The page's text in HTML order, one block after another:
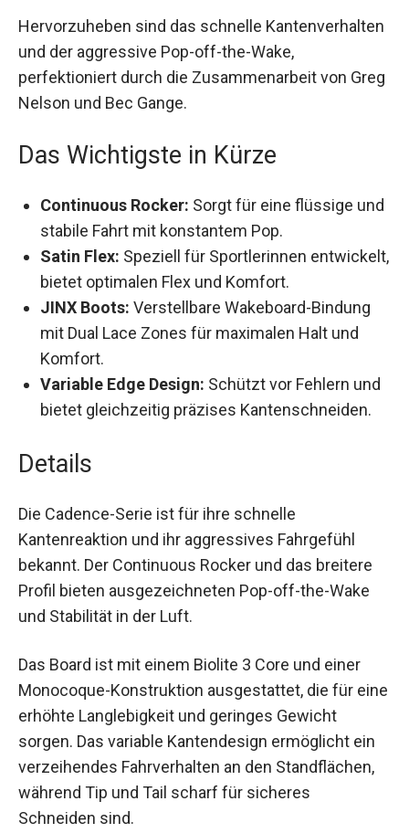
Hervorzuheben sind das schnelle Kantenverhalten
und der aggressive Pop-off-the-Wake,
perfektioniert durch die Zusammenarbeit von Greg
Nelson und Bec Gange.
Das Wichtigste in Kürze
Continuous Rocker: Sorgt für eine flüssige und
stabile Fahrt mit konstantem Pop.
Satin Flex: Speziell für Sportlerinnen entwickelt,
bietet optimalen Flex und Komfort.
JINX Boots: Verstellbare Wakeboard-Bindung
mit Dual Lace Zones für maximalen Halt und
Komfort.
Variable Edge Design: Schützt vor Fehlern und
bietet gleichzeitig präzises Kantenschneiden.
Details
Die Cadence-Serie ist für ihre schnelle
Kantenreaktion und ihr aggressives Fahrgefühl
bekannt. Der Continuous Rocker und das breitere
Profil bieten ausgezeichneten Pop-off-the-Wake
und Stabilität in der Luft.
Das Board ist mit einem Biolite 3 Core und einer
Monocoque-Konstruktion ausgestattet, die für eine
erhöhte Langlebigkeit und geringes Gewicht
sorgen. Das variable Kantendesign ermöglicht ein
verzeihendes Fahrverhalten an den Standflächen,
während Tip und Tail scharf für sicheres
Schneiden sind.